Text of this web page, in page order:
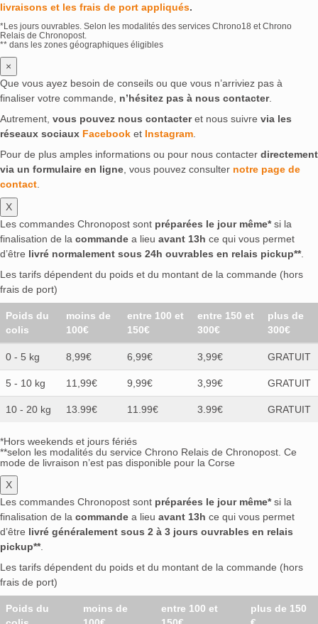
livraisons et les frais de port appliqués.
*Les jours ouvrables. Selon les modalités des services Chrono18 et Chrono
Relais de Chronopost.
** dans les zones géographiques éligibles
×
Que vous ayez besoin de conseils ou que vous n’arriviez pas à
finaliser votre commande, n’hésitez pas à nous contacter.
Autrement, vous pouvez nous contacteret nous suivre via les
réseaux sociaux Facebook et Instagram
Pour de plus amples informations ou pour nous contacter directement
via un formulaire en ligne , vous pouvez consulter notre page de
contact
X
Les commandes Chronopost sont préparées le jour même*si la
finalisation de la commande a lieu avant 13h ce qui vous permet
d’être livré normalement sous 24h ouvrables en relais pickup**.
Les tarifs dépendent du poids et du montant de la commande (hors
frais de port)
Poids du
colis
moins de
100€
entre 100 et
150€
entre 150 et
300€
plus de
300€
0 - 5 kg 8,99€ 6,99€ 3,99€ GRATUIT
5 - 10 kg 11,99€ 9,99€ 3,99€ GRATUIT
10 - 20 kg 13.99€ 11.99€ 3.99€ GRATUIT
*Hors weekends et jours fériés
**selon les modalités du service Chrono Relais de Chronopost. Ce
mode de livraison n’est pas disponible pour la Corse
X
Les commandes Chronopost sont préparées le jour même*si la
finalisation de la commande a lieu avant 13h ce qui vous permet
d’être livré généralement sous 2 à 3 jours ouvrables en relais
pickup**.
Les tarifs dépendent du poids et du montant de la commande (hors
frais de port)
Poids du
moins de
entre 100 et
plus de 150